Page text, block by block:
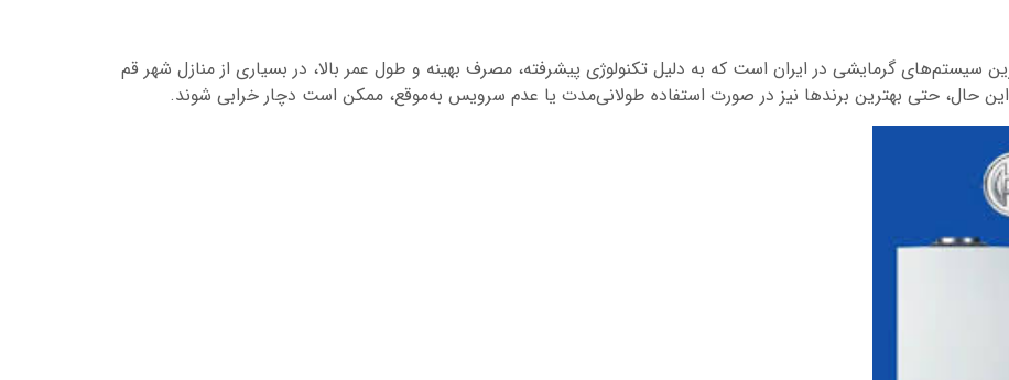
سیستم‌های گرمایشی در ایران است که به دلیل تکنولوژی پیشرفته، مصرف بهینه و طول عمر بالا، در بسیاری از منازل شهر قم
این حال، حتی بهترین برندها نیز در صورت استفاده طولانی‌مدت یا عدم سرویس به‌موقع، ممکن است دچار خرابی شوند.